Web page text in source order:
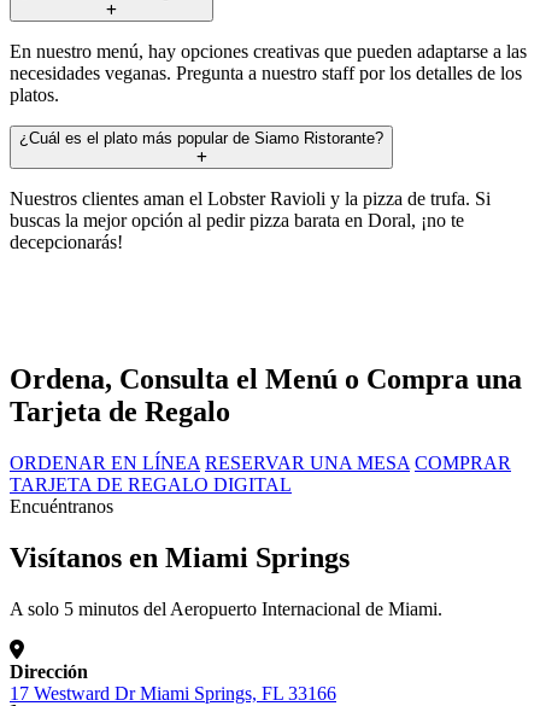
En nuestro menú, hay opciones creativas que pueden adaptarse a las
necesidades veganas. Pregunta a nuestro staff por los detalles de los
platos.
¿Cuál es el plato más popular de Siamo Ristorante?
Nuestros clientes aman el Lobster Ravioli y la pizza de trufa. Si
buscas la mejor opción al pedir pizza barata en Doral, ¡no te
decepcionarás!
Ordena, Consulta el Menú o Compra una
Tarjeta de Regalo
ORDENAR EN LÍNEA RESERVAR UNA MESA COMPRAR
TARJETA DE REGALO DIGITAL
Encuéntranos
Visítanos en Miami Springs
A solo 5 minutos del Aeropuerto Internacional de Miami.
Dirección
17 Westward Dr Miami Springs, FL 33166